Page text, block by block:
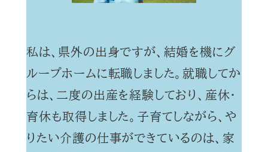
私は、県外の出身ですが、結婚を機にグ
ループホームに転職しました。就職してか
らは、二度の出産を経験しており、産休・
育休も取得しました。子育てしながら、や
りたい介護の仕事ができているのは、家